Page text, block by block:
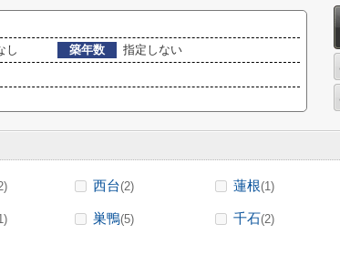
し 築年数
指定しない
西台(2) 蓮根(1)
巣鴨(5) 千石(2)